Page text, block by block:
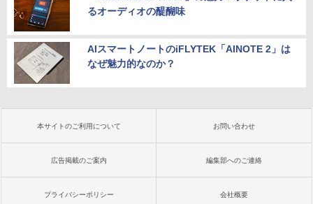
るオーディオの醍醐味
AIスマートノートのiFLYTEK「AINOTE 2」は
なぜ魅力的なのか？
本サイトのご利用について お問い合わせ
広告掲載のご案内 編集部へのご連絡
プライバシーポリシー 会社概要